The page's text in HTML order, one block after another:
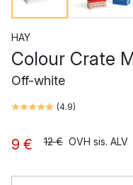
HAY
Colour Crate
Off-white
(4.9)
9 € 12 € OVH sis. ALV